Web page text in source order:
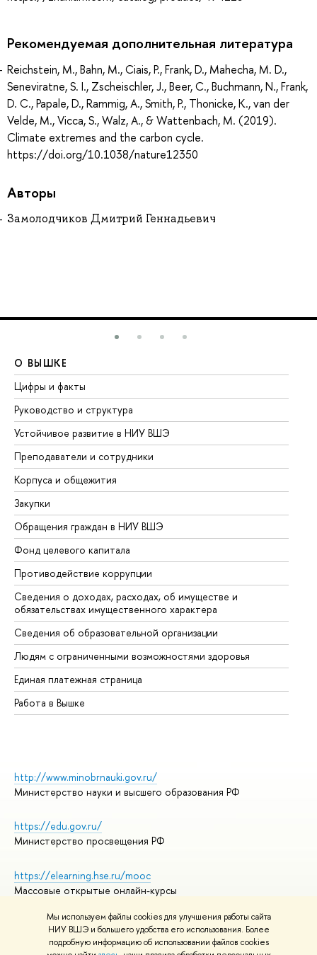
Мы используем файлы cookies для улучшения работы сайта
НИУ ВШЭ и большего удобства его использования. Более
подробную информацию об использовании файлов cookies
Рекомендуемая дополнительная литература
Reichstein, M., Bahn, M., Ciais, P., Frank, D., Mahecha, M. D.,
Seneviratne, S. I., Zscheischler, J., Beer, C., Buchmann, N., Frank,
D. C., Papale, D., Rammig, A., Smith, P., Thonicke, K., van der
Velde, M., Vicca, S., Walz, A., & Wattenbach, M. (2019).
Climate extremes and the carbon cycle.
https://doi.org/10.1038/nature12350
Авторы
Замолодчиков Дмитрий Геннадьевич
О ВЫШКЕ
Цифры и факты
Руководство и структура
Устойчивое развитие в НИУ ВШЭ
Преподаватели и сотрудники
Корпуса и общежития
Закупки
Обращения граждан в НИУ ВШЭ
Фонд целевого капитала
Противодействие коррупции
Сведения о доходах, расходах, об имуществе и
обязательствах имущественного характера
Сведения об образовательной организации
Людям с ограниченными возможностями здоровья
Единая платежная страница
Работа в Вышке
http://www.minobrnauki.gov.ru/
Министерство науки и высшего образования РФ
https://edu.gov.ru/
Министерство просвещения РФ
https://elearning.hse.ru/mooc
Массовые открытые онлайн-курсы
© НИУ ВШЭ 1993–2026 Адреса и контакты